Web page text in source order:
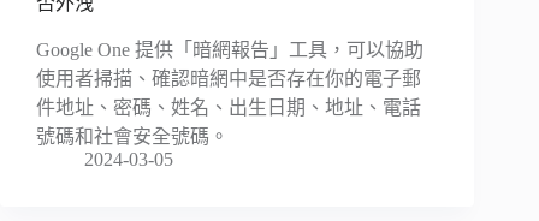
Google One 提供「暗網報告」工具，可以協助
使用者掃描、確認暗網中是否存在你的電子郵
件地址、密碼、姓名、出生日期、地址、電話
號碼和社會安全號碼。
2024-03-05